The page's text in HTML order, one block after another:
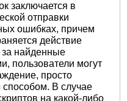
заключается в
отправки
ошибках, причем
действие
найденные
пользователи могут
просто
В случае
на какой-либо